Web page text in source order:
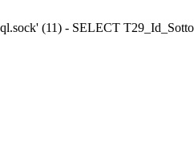
(11) - SELECT